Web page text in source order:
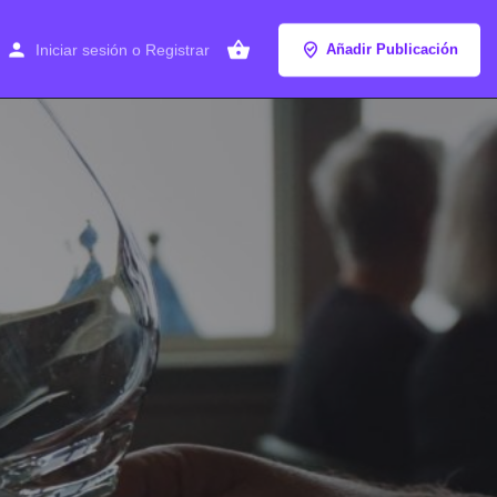
Iniciar sesión o Registrar Añadir Publicación